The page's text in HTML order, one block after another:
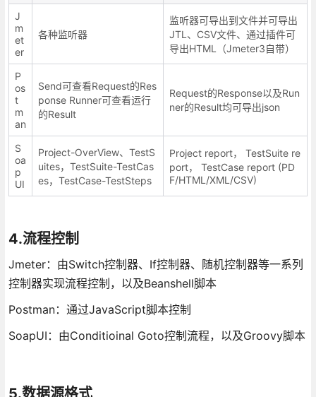
J
m
et
er
各种监听器
监听器可导出到文件并可导出
JTL、CSV文件、通过插件可
导出HTML（Jmeter3自带）
P
os
t
m
an
Send可查看Request的Res
ponse Runner可查看运行
的Result
Request的Response以及Run
ner的Result均可导出json
S
oa
p
UI
Project-OverView、TestS
uites，TestSuite-TestCas
es，TestCase-TestSteps
Project report， TestSuite re
port， TestCase report (PD
F/HTML/XML/CSV)
4.流程控制
Jmeter：由Switch控制器、If控制器、随机控制器等一系列
控制器实现流程控制，以及Beanshell脚本
Postman：通过JavaScript脚本控制
SoapUI：由Conditioinal Goto控制流程，以及Groovy脚本
5.数据源格式